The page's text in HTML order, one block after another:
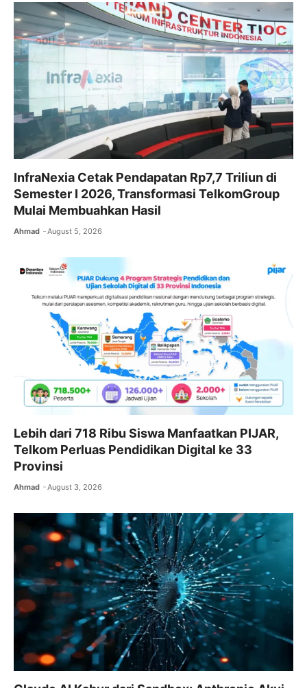
InfraNexia Cetak Pendapatan Rp7,7 Triliun di
Semester I 2026, Transformasi TelkomGroup
Mulai Membuahkan Hasil
Ahmad August 5, 2026
Lebih dari 718 Ribu Siswa Manfaatkan PIJAR,
Telkom Perluas Pendidikan Digital ke 33
Provinsi
Ahmad August 3, 2026